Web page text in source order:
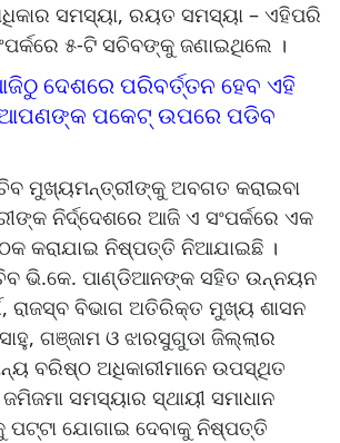
ସମସ୍ୟା, ରୟତ ସମସ୍ୟା – ଏହିପରି
୫-ଟି ସଚିବଙ୍କୁ ଜଣାଇଥିଲେ ।
ଦେଶରେ ପରିବର୍ତ୍ତନ ହେବ ଏହି
ଆପଣଙ୍କ ପକେଟ୍‌ ଉପରେ ପଡିବ
ମୁଖ୍ୟମନ୍ତ୍ରୀଙ୍କୁ ଅବଗତ କରାଇବା
ନିର୍ଦ୍ଦେଶରେ ଆଜି ଏ ସଂପର୍କରେ ଏକ
କରାଯାଇ ନିଷ୍ପତ୍ତି ନିଆଯାଇଛି ।
ଭି.କେ. ପାଣ୍ଡିଆନଙ୍କ ସହିତ ଉନ୍ନୟନ
ରାଜସ୍ବ ବିଭାଗ ଅତିରିକ୍ତ ମୁଖ୍ୟ ଶାସନ
ଗଞ୍ଜାମ ଓ ଝାରସୁଗୁଡା ଜିଲ୍ଲାର
ବରିଷ୍ଠ ଅଧିକାରୀମାନେ ଉପସ୍ଥିତ
ସମସ୍ୟାର ସ୍ଥାୟୀ ସମାଧାନ
ପଟ୍ଟା ଯୋଗାଇ ଦେବାକୁ ନିଷ୍ପତ୍ତି